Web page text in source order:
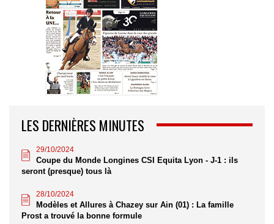
LES DERNIÈRES MINUTES
29/10/2024
Coupe du Monde Longines CSI Equita Lyon - J-1 : ils
seront (presque) tous là
28/10/2024
Modèles et Allures à Chazey sur Ain (01) : La famille
Prost a trouvé la bonne formule